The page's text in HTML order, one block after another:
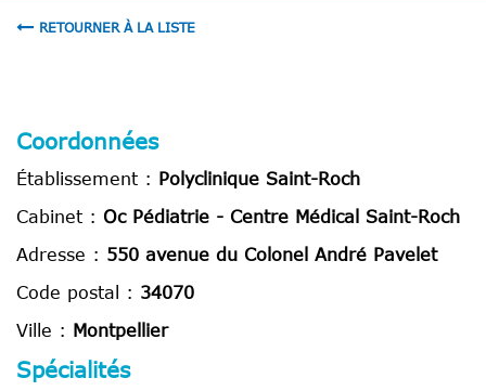
RETOURNER À LA LISTE
Coordonnées
Établissement : Polyclinique Saint-Roch
Cabinet : Oc Pédiatrie - Centre Médical Saint-Roch
Adresse : 550 avenue du Colonel André Pavelet
Code postal : 34070
Ville : Montpellier
Spécialités